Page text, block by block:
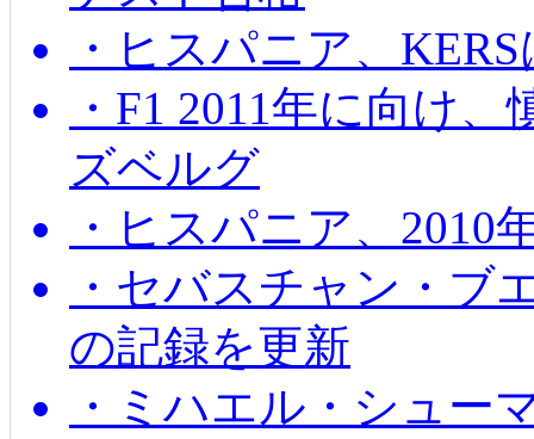
・ヒスパニア、
・F1 2011年に向け
ズベルグ
・ヒスパニア、2010
・セバスチャン・ブ
の記録を更新
・ミハエル・シュー